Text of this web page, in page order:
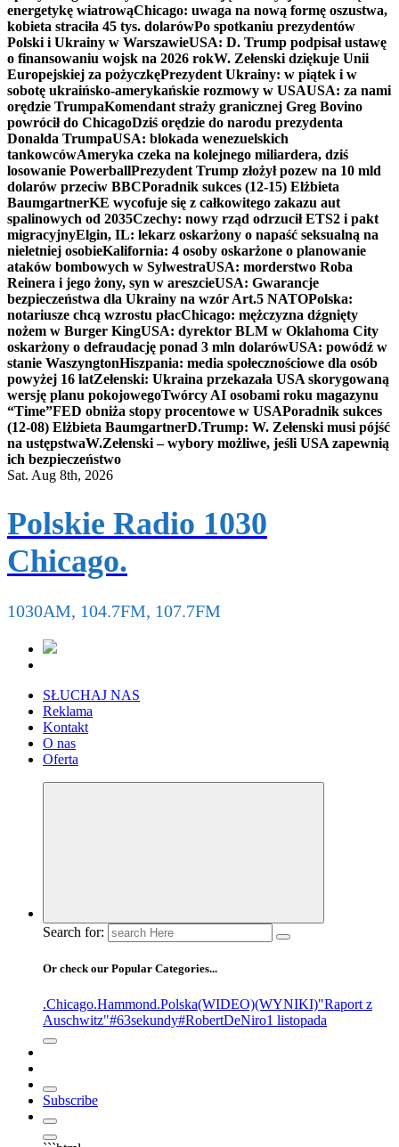
energetykę wiatrowąChicago: uwaga na nową formę oszustwa,
kobieta straciła 45 tys. dolarówPo spotkaniu prezydentów
Polski i Ukrainy w WarszawieUSA: D. Trump podpisał ustawę
o finansowaniu wojsk na 2026 rokW. Zełenski dziękuje Unii
Europejskiej za pożyczkęPrezydent Ukrainy: w piątek i w
sobotę ukraińsko-amerykańskie rozmowy w USAUSA: za nami
orędzie TrumpaKomendant straży granicznej Greg Bovino
powrócił do ChicagoDziś orędzie do narodu prezydenta
Donalda TrumpaUSA: blokada wenezuelskich
tankowcówAmeryka czeka na kolejnego miliardera, dziś
losowanie PowerballPrezydent Trump złożył pozew na 10 mld
dolarów przeciw BBCPoradnik sukces (12-15) Elżbieta
BaumgartnerKE wycofuje się z całkowitego zakazu aut
spalinowych od 2035Czechy: nowy rząd odrzucił ETS2 i pakt
migracyjnyElgin, IL: lekarz oskarżony o napaść seksualną na
nieletniej osobieKalifornia: 4 osoby oskarżone o planowanie
ataków bombowych w SylwestraUSA: morderstwo Roba
Reinera i jego żony, syn w areszcieUSA: Gwarancje
bezpieczeństwa dla Ukrainy na wzór Art.5 NATOPolska:
notariusze chcą wzrostu płacChicago: mężczyzna dźgnięty
nożem w Burger KingUSA: dyrektor BLM w Oklahoma City
oskarżony o defraudację ponad 3 mln dolarówUSA: powódź w
stanie WaszyngtonHiszpania: media społecznościowe dla osób
powyżej 16 latZełenski: Ukraina przekazała USA skorygowaną
wersję planu pokojowegoTwórcy AI osobami roku magazynu
“Time”FED obniża stopy procentowe w USAPoradnik sukces
(12-08) Elżbieta BaumgartnerD.Trump: W. Zełenski musi pójść
na ustępstwaW.Zełenski – wybory możliwe, jeśli USA zapewnią
ich bezpieczeństwo
Sat. Aug 8th, 2026
Polskie Radio 1030
Chicago.
1030AM, 104.7FM, 107.7FM
SŁUCHAJ NAS
Reklama
Kontakt
O nas
Oferta
Search for:
Or check our Popular Categories...
.Chicago.Hammond.Polska(WIDEO)(WYNIKI)"Raport z
Auschwitz"#63sekundy#RobertDeNiro1 listopada
Subscribe